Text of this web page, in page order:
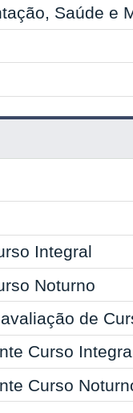
Saúde e
Integral
Noturno
de
Curso
Curso